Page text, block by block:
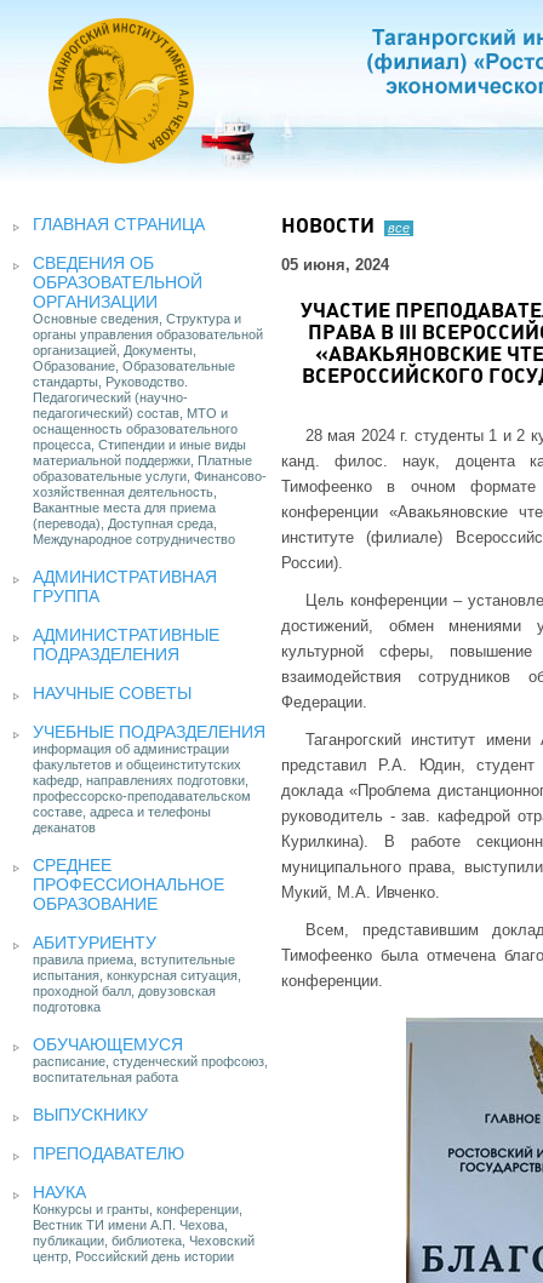
ГЛАВНАЯ СТРАНИЦА
СВЕДЕНИЯ ОБ
ОБРАЗОВАТЕЛЬНОЙ
ОРГАНИЗАЦИИ
Основные сведения, Структура и
органы управления образовательной
организацией, Документы,
Образование, Образовательные
стандарты, Руководство.
Педагогический (научно-
педагогический) состав, МТО и
оснащенность образовательного
процесса, Стипендии и иные виды
материальной поддержки, Платные
образовательные услуги, Финансово-
хозяйственная деятельность,
Вакантные места для приема
(перевода), Доступная среда,
Международное сотрудничество
АДМИНИСТРАТИВНАЯ
ГРУППА
АДМИНИСТРАТИВНЫЕ
ПОДРАЗДЕЛЕНИЯ
НАУЧНЫЕ СОВЕТЫ
УЧЕБНЫЕ ПОДРАЗДЕЛЕНИЯ
информация об администрации
факультетов и общеинститутских
кафедр, направлениях подготовки,
профессорско-преподавательском
составе, адреса и телефоны
деканатов
СРЕДНЕЕ
ПРОФЕССИОНАЛЬНОЕ
ОБРАЗОВАНИЕ
АБИТУРИЕНТУ
правила приема, вступительные
испытания, конкурсная ситуация,
проходной балл, довузовская
подготовка
ОБУЧАЮЩЕМУСЯ
расписание, студенческий профсоюз,
воспитательная работа
ВЫПУСКНИКУ
ПРЕПОДАВАТЕЛЮ
НАУКА
Конкурсы и гранты, конференции,
Вестник ТИ имени А.П. Чехова,
публикации, библиотека, Чеховский
центр, Российский день истории
НОВОСТИ все
05 июня, 2024
УЧАСТИЕ
ПРАВА В III
«АВАКЬЯНОВСКИЕ
ВСЕРОССИЙСКОГО
28 мая 2024 г. студенты 1 и 2
канд. филос. наук, доцента
Тимофеенко в очном формате
конференции «Авакьяновские
институте (филиале)
России).
Цель конференции –
достижений, обмен мнениями
культурной сферы, повышение
взаимодействия сотрудников
Федерации.
Таганрогский институт
представил Р.А. Юдин, студент
доклада «Проблема
руководитель - зав. кафедрой
Курилкина). В работе
муниципального права,
Мукий, М.А. Ивченко.
Всем, представившим
Тимофеенко была отмечена
конференции.